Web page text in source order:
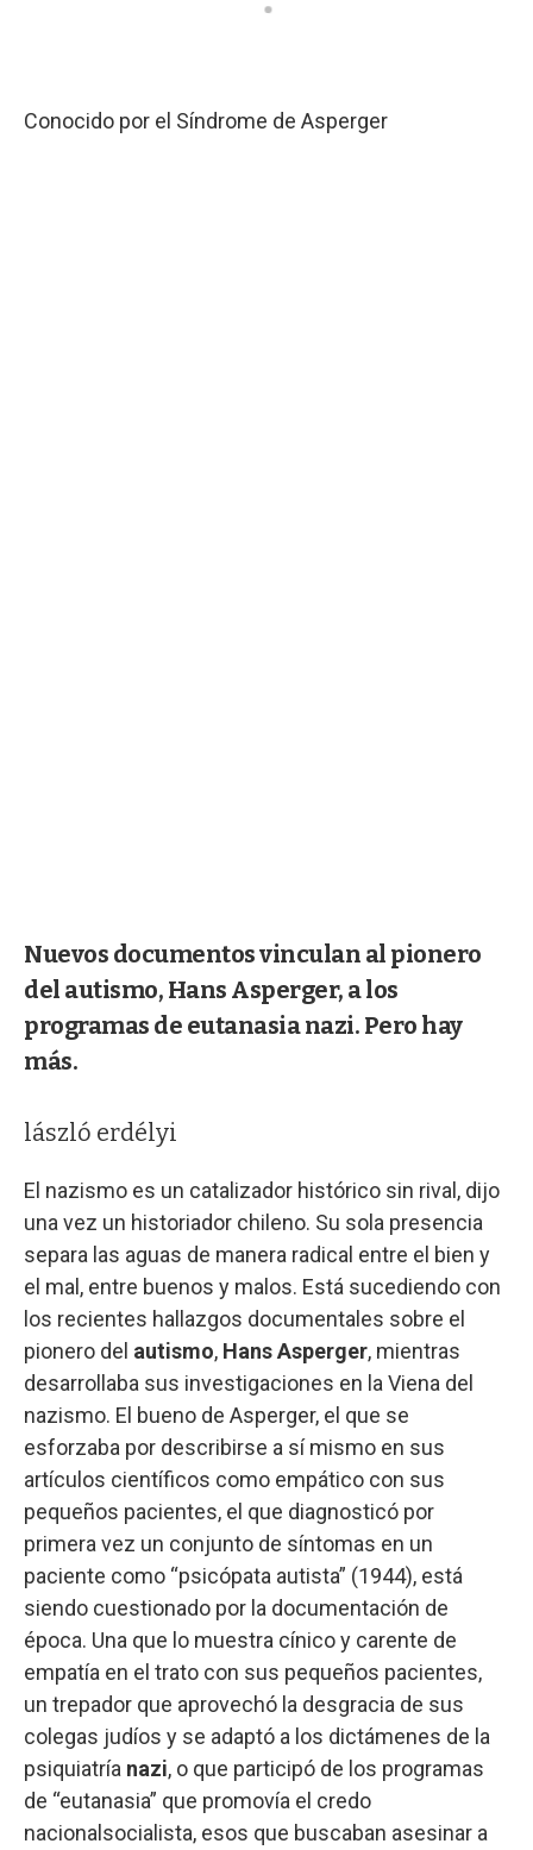
Conocido por el Síndrome de Asperger
Nuevos documentos vinculan al pionero
del autismo, Hans Asperger, a los
programas de eutanasia nazi. Pero hay
más.
lászló erdélyi
El nazismo es un catalizador histórico sin rival, dijo
una vez un historiador chileno. Su sola presencia
separa las aguas de manera radical entre el bien y
el mal, entre buenos y malos. Está sucediendo con
los recientes hallazgos documentales sobre el
pionero del autismo, Hans Asperger, mientras
desarrollaba sus investigaciones en la Viena del
nazismo. El bueno de Asperger, el que se
esforzaba por describirse a sí mismo en sus
artículos científicos como empático con sus
pequeños pacientes, el que diagnosticó por
primera vez un conjunto de síntomas en un
paciente como “psicópata autista” (1944), está
siendo cuestionado por la documentación de
época. Una que lo muestra cínico y carente de
empatía en el trato con sus pequeños pacientes,
un trepador que aprovechó la desgracia de sus
colegas judíos y se adaptó a los dictámenes de la
psiquiatría nazi, o que participó de los programas
de “eutanasia” que promovía el credo
nacionalsocialista, esos que buscaban asesinar a